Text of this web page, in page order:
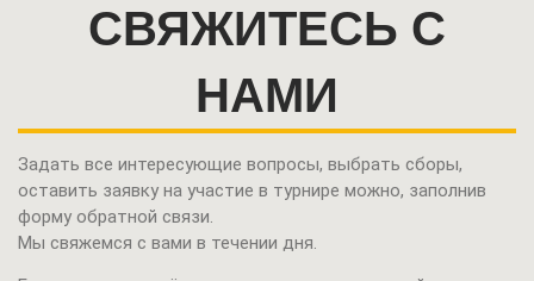
СВЯЖИТЕСЬ С
НАМИ
Задать все интересующие вопросы, выбрать сборы,
оставить заявку на участие в турнире можно, заполнив
форму обратной связи.
Мы свяжемся с вами в течении дня.